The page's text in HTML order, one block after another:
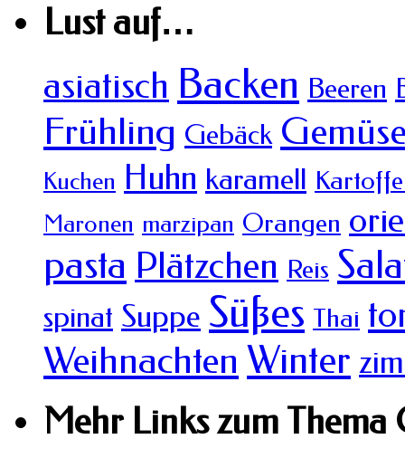
Lust auf…
asiatisch Backen Beeren
Frühling Gebäck
Kuchen Huhn karamell
Maronen marzipan Orangen
pasta Plätzchen Reis
spinat Suppe Süßes Thai
Weihnachten Winter
Mehr Links zum Thema